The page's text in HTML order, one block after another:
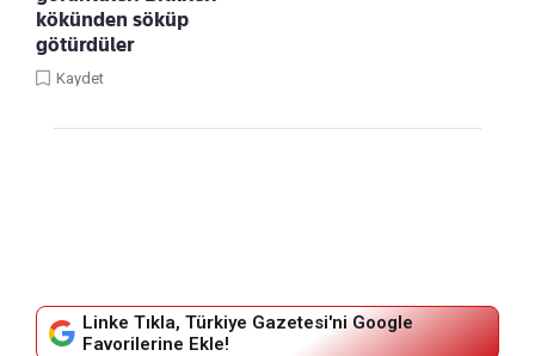
kökünden söküp
götürdüler
Kaydet
Linke Tıkla, Türkiye Gazetesi'ni Google
Favorilerine Ekle!